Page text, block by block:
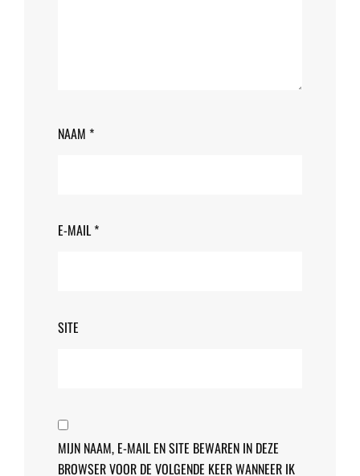
NAAM *
E-MAIL*
SITE
MIJN NAAM, E-MAIL EN SITE BEWAREN IN DEZE
BROWSER VOOR DE VOLGENDE KEER WANNEER IK